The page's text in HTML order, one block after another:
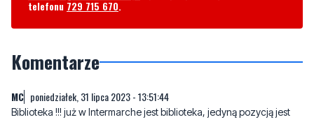
Komentarze
Biblioteka !!! już w Intermarche jest biblioteka, jedyną pozycją jest
11 3 Zgłoś komentarz Odpowiedz na komentarz